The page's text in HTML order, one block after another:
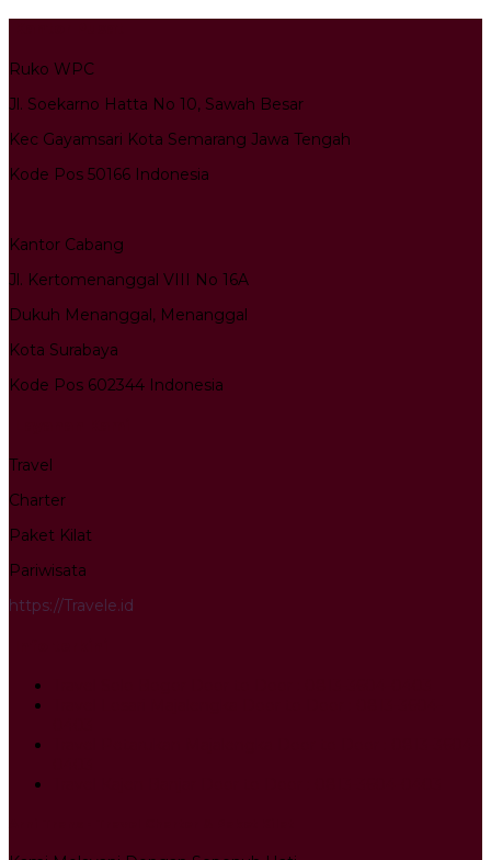
Ruko WPC
Jl. Soekarno Hatta No 10, Sawah Besar
Kec Gayamsari Kota Semarang Jawa Tengah
Kode Pos 50166 Indonesia
Kantor Cabang
Jl. Kertomenanggal VIII No 16A
Dukuh Menanggal, Menanggal
Kota Surabaya
Kode Pos 602344 Indonesia
Travel
Charter
Paket Kilat
Pariwisata
https://Travele.id